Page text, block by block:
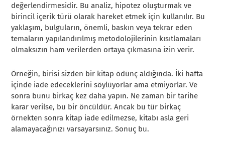
değerlendirmesidir. Bu analiz, hipotez oluşturmak ve
birincil içerik türü olarak hareket etmek için kullanılır. Bu
yaklaşım, bulguların, önemli, baskın veya tekrar eden
temaların yapılandırılmış metodolojilerinin kısıtlamaları
olmaksızın ham verilerden ortaya çıkmasına izin verir.
Örneğin, birisi sizden bir kitap ödünç aldığında. İki hafta
içinde iade edeceklerini söylüyorlar ama etmiyorlar. Ve
sonra bunu birkaç kez daha yapın. Ne zaman bir tarihe
karar verilse, bu bir öncüldür. Ancak bu tür birkaç
örnekten sonra kitap iade edilmezse, kitabı asla geri
alamayacağınızı varsayarsınız. Sonuç bu.